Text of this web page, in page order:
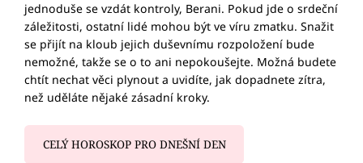
jednoduše se vzdát kontroly, Berani. Pokud jde o srdeční
záležitosti, ostatní lidé mohou být ve víru zmatku. Snažit
se přijít na kloub jejich duševnímu rozpoložení bude
nemožné, takže se o to ani nepokoušejte. Možná budete
chtít nechat věci plynout a uvidíte, jak dopadnete zítra,
než uděláte nějaké zásadní kroky.
CELÝ HOROSKOP PRO DNEŠNÍ DEN